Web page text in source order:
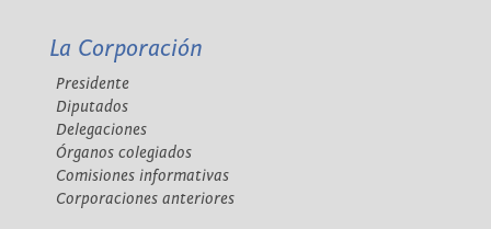
La Corporación
Presidente
Diputados
Delegaciones
Órganos colegiados
Comisiones informativas
Corporaciones anteriores